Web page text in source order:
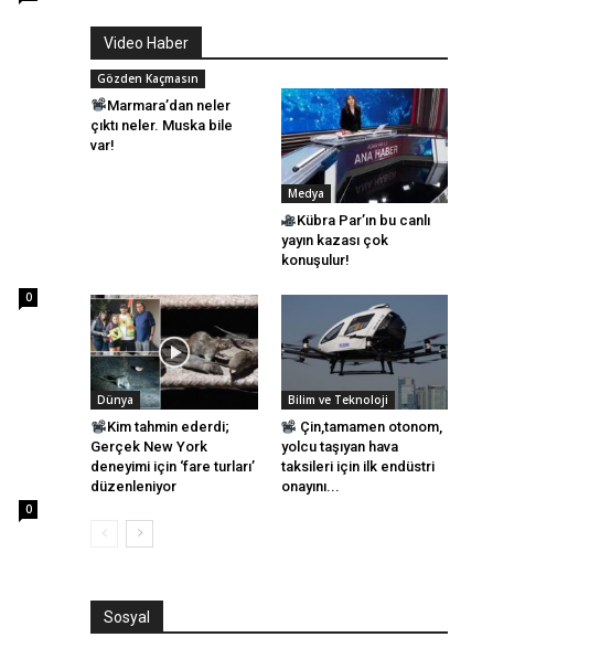
0
0
Video Haber
Gözden Kaçmasın
Marmara’dan neler
çıktı neler. Muska bile
var!
Medya
Kübra Par’ın bu canlı
yayın kazası çok
konuşulur!
Dünya
Kim tahmin ederdi;
Gerçek New York
deneyimi için ‘fare turları’
düzenleniyor
Bilim ve Teknoloji
Çin,tamamen otonom,
yolcu taşıyan hava
taksileri için ilk endüstri
onayını...
Sosyal